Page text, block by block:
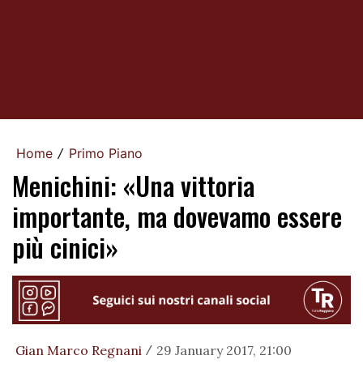
Home / Primo Piano
Menichini: «Una vittoria
importante, ma dovevamo essere
più cinici»
Gian Marco Regnani / 29 January 2017, 21:00